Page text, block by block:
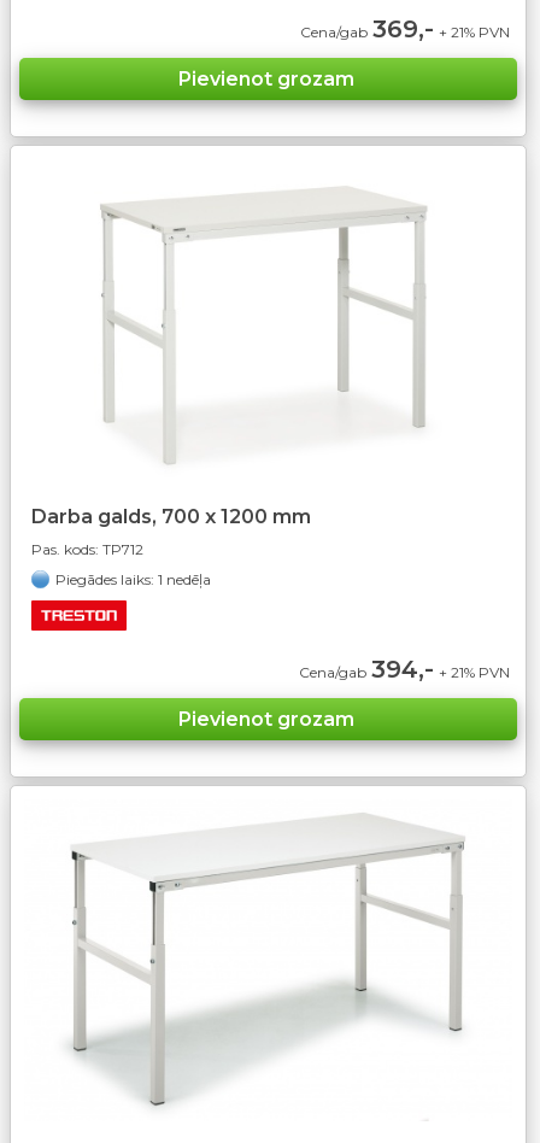
Cena/gab 369,- + 21% PVN
Darba galds, 700 x 1200 mm
Pas. kods: TP712
Piegādes laiks: 1 nedēļa
Cena/gab 394,- + 21% PVN